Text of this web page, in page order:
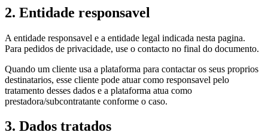
2. Entidade responsavel
A entidade responsavel e a entidade legal indicada nesta pagina.
Para pedidos de privacidade, use o contacto no final do documento.
Quando um cliente usa a plataforma para contactar os seus proprios
destinatarios, esse cliente pode atuar como responsavel pelo
tratamento desses dados e a plataforma atua como
prestadora/subcontratante conforme o caso.
3. Dados tratados